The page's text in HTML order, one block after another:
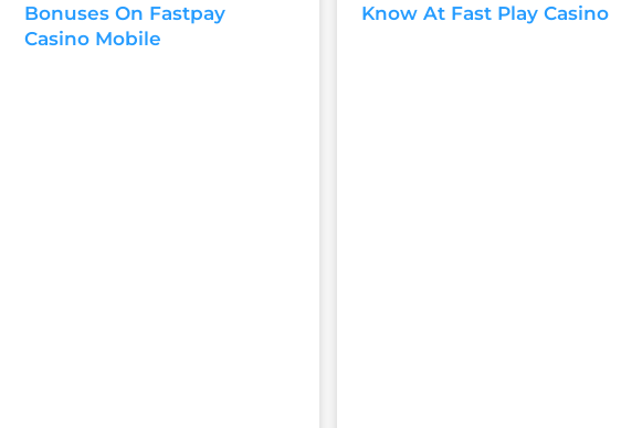
Bonuses On Fastpay
Casino Mobile
Know At Fast Play Casino